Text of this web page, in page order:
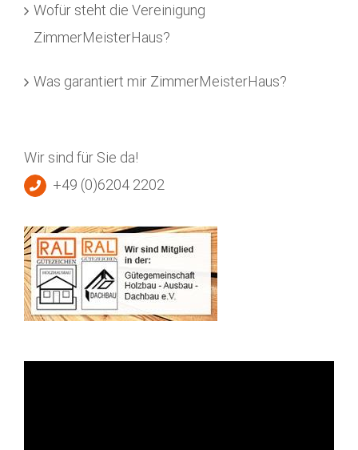
Wofür steht die Vereinigung
ZimmerMeisterHaus?
Was garantiert mir ZimmerMeisterHaus?
Wir sind für Sie da!
+49 (0)6204 2202